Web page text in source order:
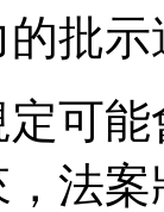
批
可
法